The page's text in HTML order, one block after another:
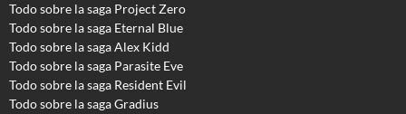
Todo sobre la saga Project Zero
Todo sobre la saga Eternal Blue
Todo sobre la saga Alex Kidd
Todo sobre la saga Parasite Eve
Todo sobre la saga Resident Evil
Todo sobre la saga Gradius